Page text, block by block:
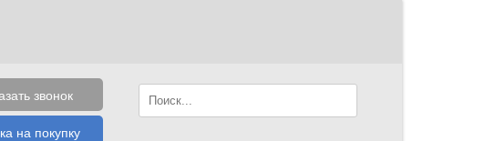
звонок
на покупку